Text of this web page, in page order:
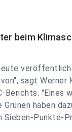
beim
sagt Werner
Berichts. "Eines
Grünen haben
Sieben-Punkte-